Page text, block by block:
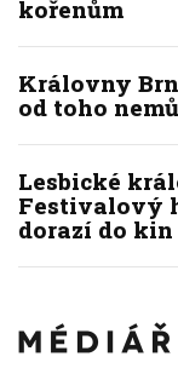
kořenům
Královny
od toho
Lesbické
Festivalový
dorazí do kin